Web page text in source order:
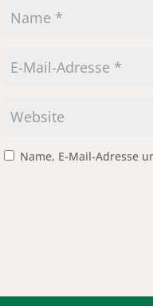
Name, E-Mail-Adresse